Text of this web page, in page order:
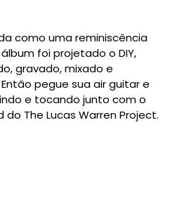
como uma reminiscência
foi projetado o DIY,
gravado, mixado e
pegue sua air guitar e
e tocando junto com o
The Lucas Warren Project.